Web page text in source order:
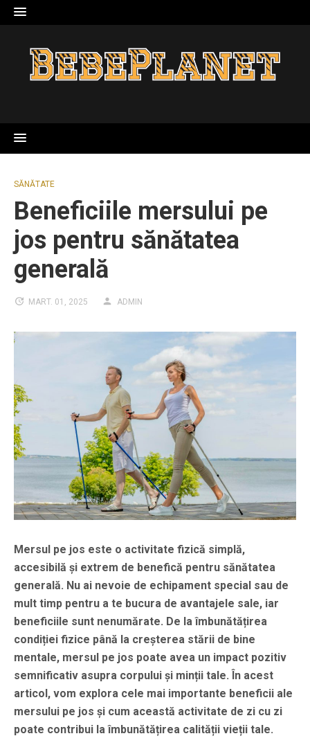
Skip
to
SĂNĂTATE
Beneficiile mersului pe
jos pentru sănătatea
generală
MART. 01, 2025 ADMIN
Mersul pe jos este o activitate fizică simplă,
accesibilă și extrem de benefică pentru sănătatea
generală. Nu ai nevoie de echipament special sau de
mult timp pentru a te bucura de avantajele sale, iar
beneficiile sunt nenumărate. De la îmbunătățirea
condiției fizice până la creșterea stării de bine
mentale, mersul pe jos poate avea un impact pozitiv
semnificativ asupra corpului și minții tale. În acest
articol, vom explora cele mai importante beneficii ale
mersului pe jos și cum această activitate de zi cu zi
poate contribui la îmbunătățirea calității vieții tale.